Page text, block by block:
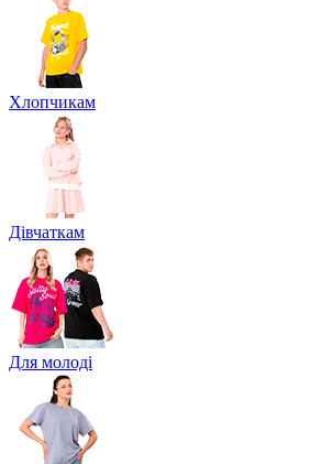
Хлопчикам
Дівчаткам
Для молоді